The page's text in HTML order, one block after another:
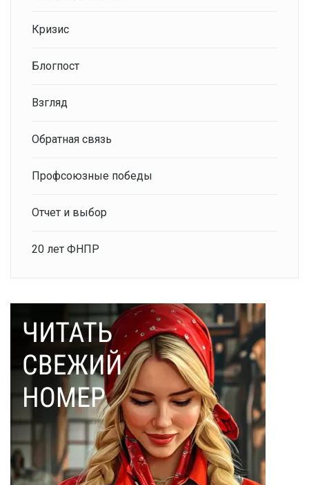
Кризис
Блогпост
Взгляд
Обратная связь
Профсоюзные победы
Отчет и выбор
20 лет ФНПР